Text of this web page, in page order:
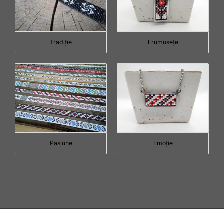
Tradiţie Frumuseţe
Pasiune Emoţie